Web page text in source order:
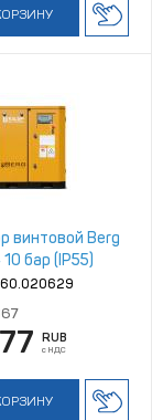
винтовой Berg
10 бар (IP55)
RUB
с НДС